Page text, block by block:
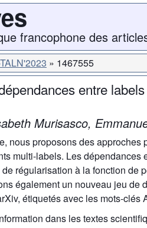
francophone des
1467555
entre
Murisasco,
nous proposons des
multi-labels. Les
régularisation à la fonction
également un nouveau jeu
étiquetés avec les mots-clés
dans les textes